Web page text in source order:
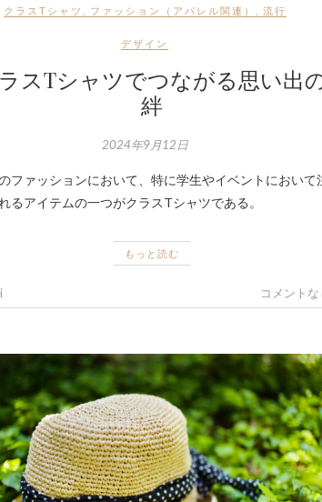
クラスTシャツ ファッション（アパレル関連） 流行
デザイン
スTシャツでつながる思い出
絆
2024年9月12日
ファッションにおいて、特に学生やイベントにおいて
るアイテムの一つがクラスTシャツである。
もっと読む
コメントな